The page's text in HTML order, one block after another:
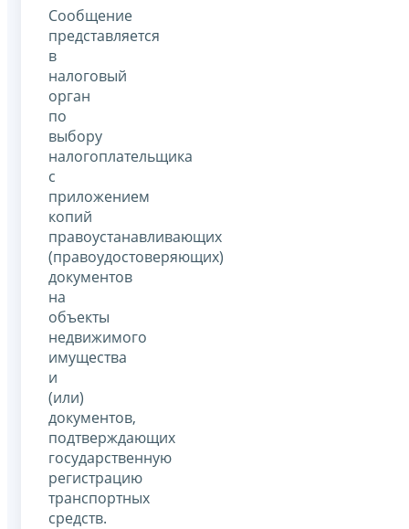
Сообщение
представляется
в
налоговый
орган
по
выбору
налогоплательщика
с
приложением
копий
правоустанавливающих
(правоудостоверяющих)
документов
на
объекты
недвижимого
имущества
и
(или)
документов,
подтверждающих
государственную
регистрацию
транспортных
средств.